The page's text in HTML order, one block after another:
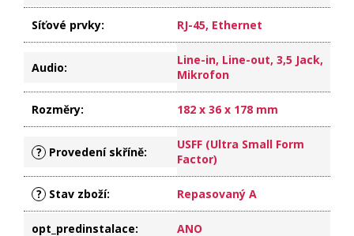
Síťové prvky: RJ-45, Ethernet
Audio:
Line-in, Line-out, 3,5 Jack,
Mikrofon
Rozměry: 182 x 36 x 178 mm
? Provedení skříně:
USFF (Ultra Small Form
Factor)
? Stav zboží: Repasovaný A
opt_predinstalace: ANO